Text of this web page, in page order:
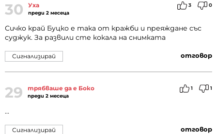
30 Уха
преди 2 месеца
3 0
Сичко край Буцко е така от кражби и преяждане със
суджук. За развили сте кокала на снимката
отговор
Сигнализирай
29 трябваше да е Боко
преди 2 месеца
1 1
...
отговор
Сигнализирай